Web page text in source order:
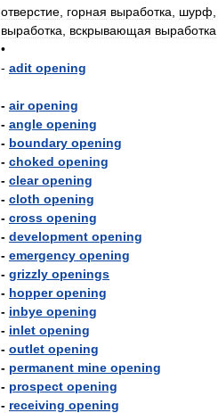
отверстие горная выработка шурф
выработка
вскрывающая выработка
•
- adit opening
- air opening
- angle opening
- boundary opening
- choked opening
- clear opening
- cloth opening
- cross opening
- development opening
- emergency opening
- grizzly openings
- hopper opening
- inbye opening
- inlet opening
- outlet opening
- permanent mine opening
- prospect opening
- receiving opening